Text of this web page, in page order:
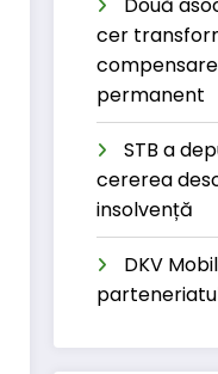
cer
permanent
STB a
cererea
insolvență
DKV